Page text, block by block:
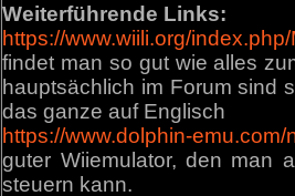
Weiterführende Links:
https://www.wiili.org/
findet man so gut wie alles
hauptsächlich im Forum sind
das ganze auf Englisch
https://www.dolphin-emu.com/
guter Wiiemulator, den man
steuern kann.